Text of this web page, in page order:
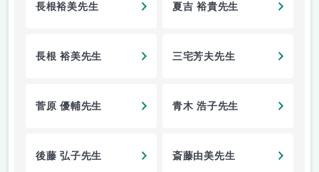
長根裕美先生 夏吉 裕貴先生
長根 裕美先生 三宅芳夫先生
菅原 優輔先生 青木 浩子先生
後藤 弘子先生 斎藤由美先生